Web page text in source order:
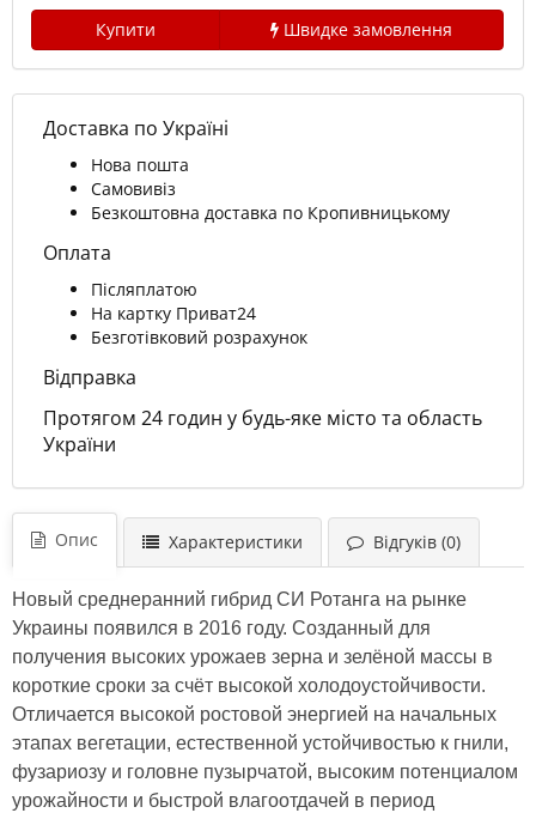
Купити
Швидке замовлення
Доставка по Україні
Нова пошта
Самовивіз
Безкоштовна доставка по Кропивницькому
Оплата
Післяплатою
На картку Приват24
Безготівковий розрахунок
Відправка
Протягом 24 годин у будь-яке місто та область
України
Опис Характеристики Відгуків (0)
Новый среднеранний гибрид СИ Ротанга на рынке
Украины появился в 2016 году. Созданный для
получения высоких урожаев зерна и зелёной массы в
короткие сроки за счёт высокой холодоустойчивости.
Отличается высокой ростовой энергией на начальных
этапах вегетации, естественной устойчивостью к гнили,
фузариозу и головне пузырчатой, высоким потенциалом
урожайности и быстрой влагоотдачей в период